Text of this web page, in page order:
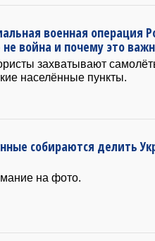
военная операция
война и почему это
захватывают
населённые пункты.
собираются делить
на фото.